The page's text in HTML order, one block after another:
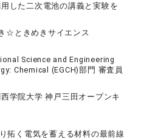
した二次電池の講義と実験を
☆ときめきサイエンス
Science and Engineering
Chemical (EGCH)部門 審査員
学院大学 神戸三田オープンキ
拓く電気を蓄える材料の最前線